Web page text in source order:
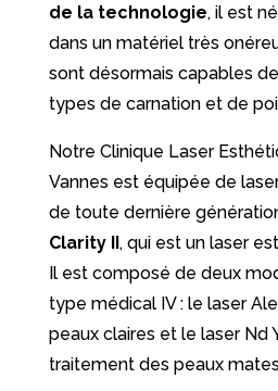
de la technologie, il est
dans un matériel très
sont désormais capables
types de carnation et de
Notre Clinique Laser
Vannes est équipée de
de toute dernière
Clarity II, qui est un laser
Il est composé de deux
type médical IV : le laser
peaux claires et le laser Nd
traitement des peaux